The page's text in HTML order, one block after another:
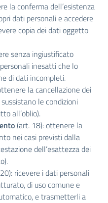
la conferma dell’esistenza
dati personali e accedere
copia dei dati oggetto
senza ingiustificato
inesatti che lo
di dati incompleti.
la cancellazione dei
le condizioni
all’oblio).
(art. 18): ottenere la
nei casi previsti dalla
dell’esattezza dei
ricevere i dati personali
di uso comune e
e trasmetterli a